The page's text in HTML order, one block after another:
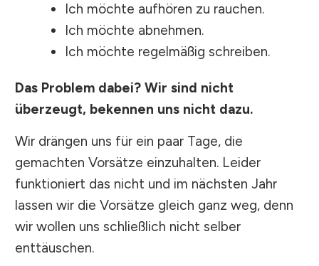
Ich möchte aufhören zu rauchen.
Ich möchte abnehmen.
Ich möchte regelmäßig schreiben.
Das Problem dabei? Wir sind nicht
überzeugt, bekennen uns nicht dazu.
Wir drängen uns für ein paar Tage, die
gemachten Vorsätze einzuhalten. Leider
funktioniert das nicht und im nächsten Jahr
lassen wir die Vorsätze gleich ganz weg, denn
wir wollen uns schließlich nicht selber
enttäuschen.